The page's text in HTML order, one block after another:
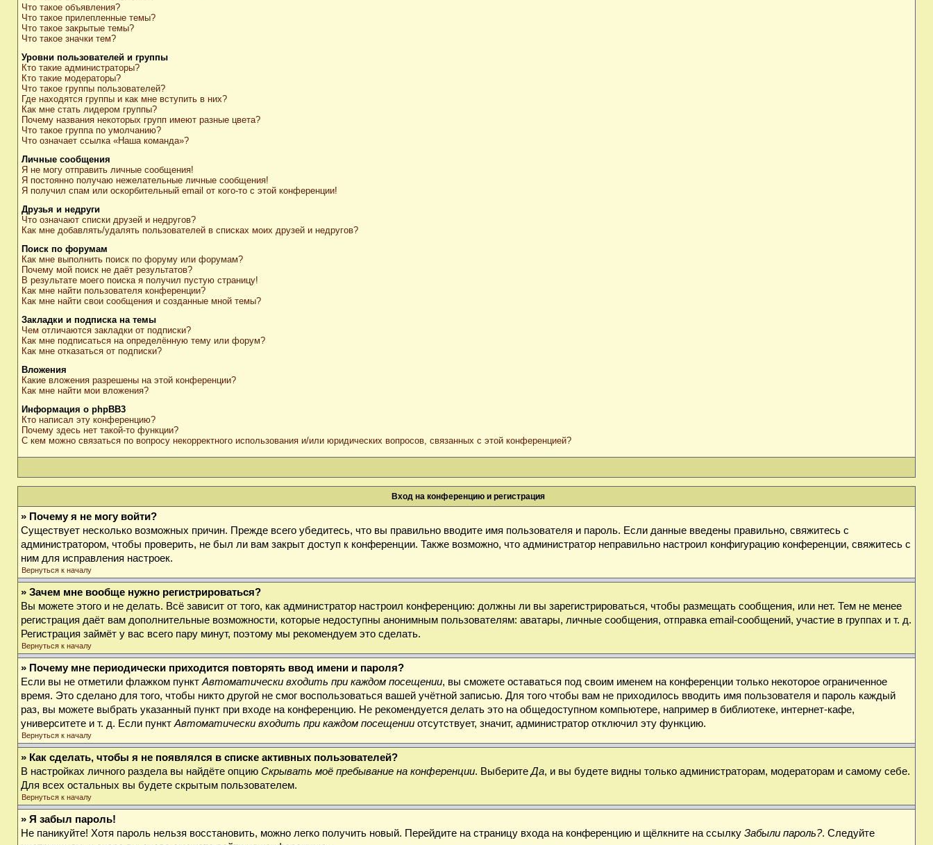
Что такое объявления?
Что такое прилепленные темы?
Что такое закрытые темы?
Что такое значки тем?
Уровни пользователей и группы
Кто такие администраторы?
Кто такие модераторы?
Что такое группы пользователей?
Где находятся группы и как мне вступить в них?
Как мне стать лидером группы?
Почему названия некоторых групп имеют разные цвета?
Что такое группа по умолчанию?
Что означает ссылка «Наша команда»?
Личные сообщения
Я не могу отправить личные сообщения!
Я постоянно получаю нежелательные личные сообщения!
Я получил спам или оскорбительный email от кого-то с этой конференции!
Друзья и недруги
Что означают списки друзей и недругов?
Как мне добавлять/удалять пользователей в списках моих друзей и недругов?
Поиск по форумам
Как мне выполнить поиск по форуму или форумам?
Почему мой поиск не даёт результатов?
В результате моего поиска я получил пустую страницу!
Как мне найти пользователя конференции?
Как мне найти свои сообщения и созданные мной темы?
Закладки и подписка на темы
Чем отличаются закладки от подписки?
Как мне подписаться на определённую тему или форум?
Как мне отказаться от подписки?
Вложения
Какие вложения разрешены на этой конференции?
Как мне найти мои вложения?
Информация о phpBB3
Кто написал эту конференцию?
Почему здесь нет такой-то функции?
С кем можно связаться по вопросу некорректного использования и/или юридических вопросов, связанных с этой конференцией?
Вход на конференцию и регистрация
» Почему я не могу войти?
Существует несколько возможных причин. Прежде всего убедитесь, что вы правильно вводите имя пользователя и пароль. Если данные введены правильно, свяжитесь с
администратором, чтобы проверить, не был ли вам закрыт доступ к конференции. Также возможно, что администратор неправильно настроил конфигурацию конференции, свяжитесь с
ним для исправления настроек.
Вернуться к началу
» Зачем мне вообще нужно регистрироваться?
Вы можете этого и не делать. Всё зависит от того, как администратор настроил конференцию: должны ли вы зарегистрироваться, чтобы размещать сообщения, или нет. Тем не менее
регистрация даёт вам дополнительные возможности, которые недоступны анонимным пользователям: аватары, личные сообщения, отправка email-сообщений, участие в группах и т. д.
Регистрация займёт у вас всего пару минут, поэтому мы рекомендуем это сделать.
Вернуться к началу
» Почему мне периодически приходится повторять ввод имени и пароля?
Если вы не отметили флажком пункт Автоматически входить при каждом посещении, вы сможете оставаться под своим именем на конференции только некоторое ограниченное
время. Это сделано для того, чтобы никто другой не смог воспользоваться вашей учётной записью. Для того чтобы вам не приходилось вводить имя пользователя и пароль каждый
раз, вы можете выбрать указанный пункт при входе на конференцию. Не рекомендуется делать это на общедоступном компьютере, например в библиотеке, интернет-кафе,
университете и т. д. Если пункт Автоматически входить при каждом посещении отсутствует, значит, администратор отключил эту функцию.
Вернуться к началу
» Как сделать, чтобы я не появлялся в списке активных пользователей?
В настройках личного раздела вы найдёте опцию Скрывать моё пребывание на конференции. ВыберитеДа, и вы будете видны только администраторам, модераторам и самому себе.
Для всех остальных вы будете скрытым пользователем.
Вернуться к началу
» Я забыл пароль!
Не паникуйте! Хотя пароль нельзя восстановить, можно легко получить новый. Перейдите на страницу входа на конференцию и щёлкните на ссылку Забыли пароль?. Следуйте